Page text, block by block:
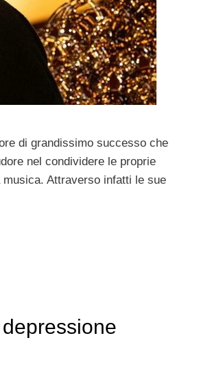
di grandissimo successo che
nel condividere le proprie
Attraverso infatti le sue